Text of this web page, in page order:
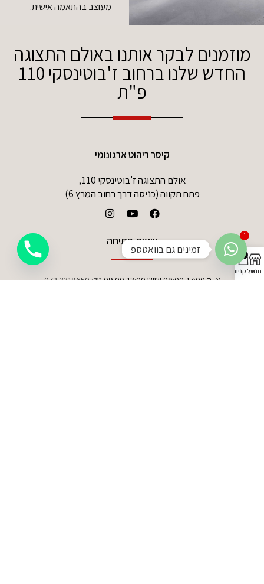
מעוצב בהתאמה אישית.
מוזמנים לבקר אותנו באולם התצוגה
החדש שלנו ברחוב ז'בוטינסקי 110
פ"ת
קיסר ריהוט ארגונומי
אולם התצוגה ז'בוטינסקי 110,
פתח תקווה (כניסה דרך רחוב המרץ 6)
שעות פתיחה
א -ה 09:00-17:00 שישי 09:00-13:00 טל:072-3319650
חנותסל קניות
1
זמינים גם בוואטספ